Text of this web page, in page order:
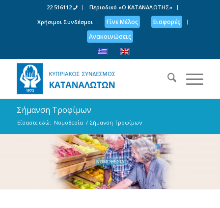
22 516112
Περιοδικό «Ο ΚΑΤΑΝΑΛΩΤΗΣ»
Χρήσιμοι Συνδέσμοι
Γίνε Μέλος
Εισφορές
Ανακοινώσεις
Σήμανση Τροφίμων
Είσαστε εδώ: Νομοθεσία / Σήμανση Τροφίμων
ΝΟΜΟΘΕΣΙΑ